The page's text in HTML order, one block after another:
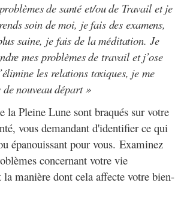
de santé et/ou de Travail et je
soin de moi, je fais des examens,
saine, je fais de la méditation. Je
mes problèmes de travail et j’ose
les relations toxiques, je me
de nouveau départ »
la Pleine Lune sont braqués sur votre
vous demandant d'identifier ce qui
épanouissant pour vous. Examinez
concernant votre vie
la manière dont cela affecte votre bien-